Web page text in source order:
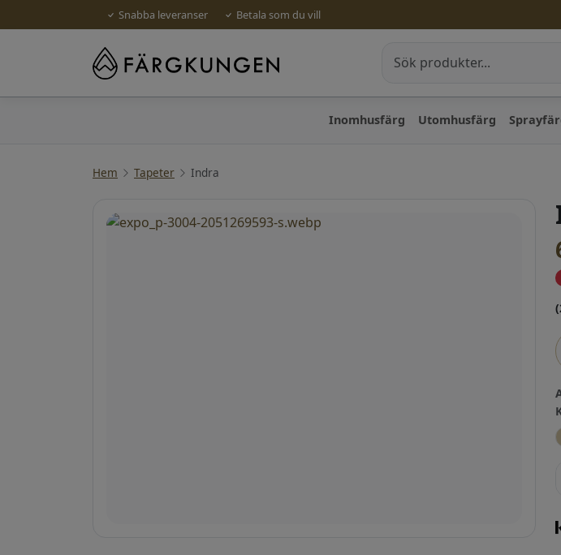
Snabba leveranser Betala som du vill
Inomhusfärg Utomhusfärg
Hem Tapeter Indra